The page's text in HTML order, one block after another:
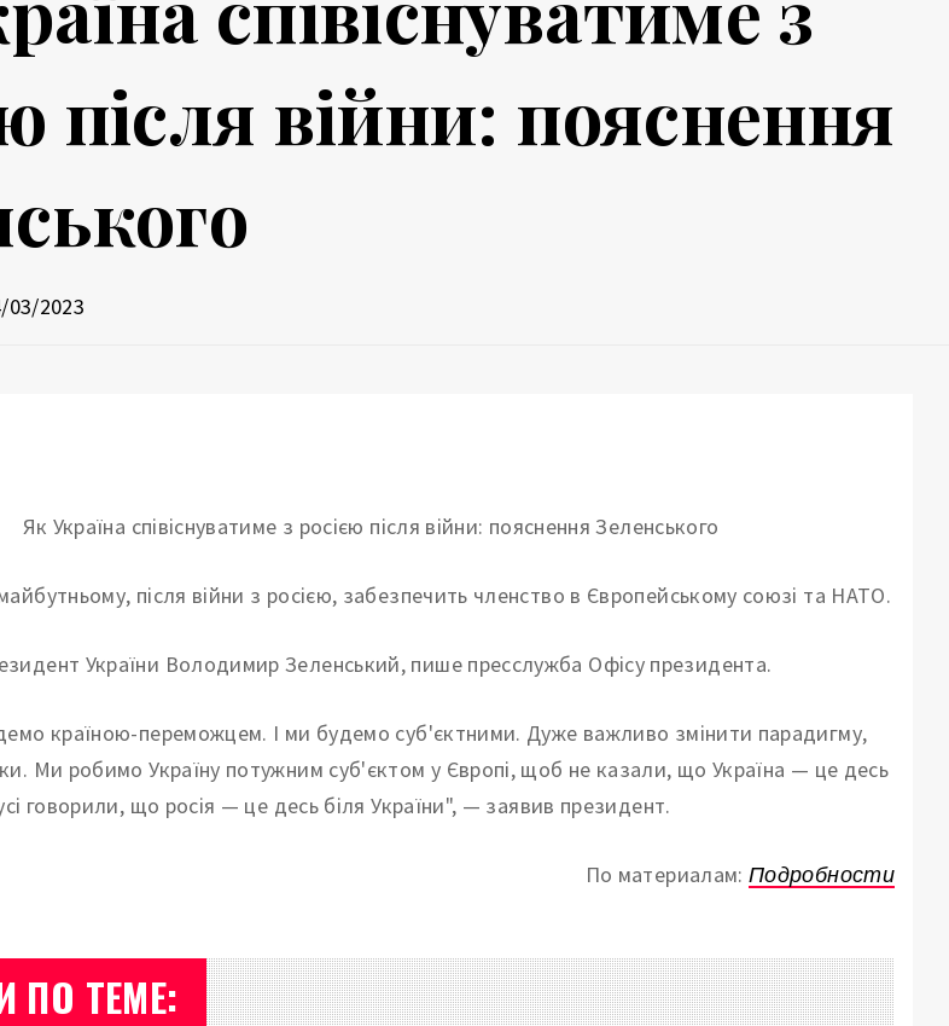
після війни: пояснення
03/2023
після війни з росією, забезпечить членство в Європейському союзі та НАТО.
України Володимир Зеленський, пише пресслужба Офісу президента.
країною-переможцем. І ми будемо суб'єктними. Дуже важливо змінити парадигму,
Ми робимо Україну потужним суб'єктом у Європі, щоб не казали, що Україна — це десь
говорили, що росія — це десь біля України", — заявив президент.
По материалам:Подробности
ПО ТЕМЕ: